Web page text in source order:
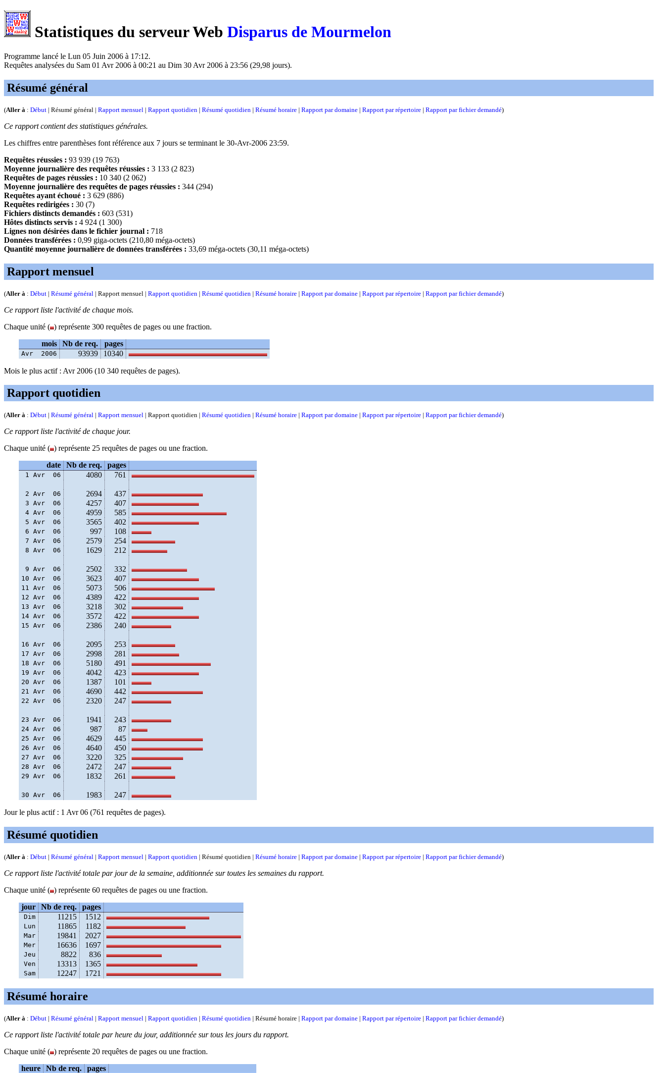
Statistiques du serveur Web Disparus de Mourmelon
Programme lancé le Lun 05 Juin 2006 à 17:12.
Requêtes analysées du Sam 01 Avr 2006 à 00:21 au Dim 30 Avr 2006 à 23:56 (29,98 jours).
Résumé général
(Aller à : Début | Résumé général | Rapport mensuel | Rapport quotidien | Résumé quotidien | Résumé horaire | Rapport par domaine | Rapport par répertoire | Rapport par fichier demandé)
Ce rapport contient des statistiques générales.
Les chiffres entre parenthèses font référence aux 7 jours se terminant le 30-Avr-2006 23:59.
Requêtes réussies : 93 939 (19 763)
Moyenne journalière des requêtes réussies : 3 133 (2 823)
Requêtes de pages réussies : 10 340 (2 062)
Moyenne journalière des requêtes de pages réussies : 344 (294)
Requêtes ayant échoué : 3 629 (886)
Requêtes redirigées : 30 (7)
Fichiers distincts demandés : 603 (531)
Hôtes distincts servis : 4 924 (1 300)
Lignes non désirées dans le fichier journal : 718
Données transférées : 0,99 giga-octets (210,80 méga-octets)
Quantité moyenne journalière de données transférées : 33,69 méga-octets (30,11 méga-octets)
Rapport mensuel
(Aller à : Début | Résumé général | Rapport mensuel | Rapport quotidien | Résumé quotidien | Résumé horaire | Rapport par domaine | Rapport par répertoire | Rapport par fichier demandé)
Ce rapport liste l'activité de chaque mois.
Chaque unité ( ) représente 300 requêtes de pages ou une fraction.
mois
Nb de req. pages
Avr  2006 93939 10340
Mois le plus actif : Avr 2006 (10 340 requêtes de pages).
Rapport quotidien
(Aller à : Début | Résumé général | Rapport mensuel | Rapport quotidien | Résumé quotidien | Résumé horaire | Rapport par domaine | Rapport par répertoire | Rapport par fichier demandé)
Ce rapport liste l'activité de chaque jour.
Chaque unité ( ) représente 25 requêtes de pages ou une fraction.
date
Nb de req. pages
1 Avr  06 4080 761
2 Avr  06 2694 437
3 Avr  06 4257 407
4 Avr  06 4959 585
5 Avr  06 3565 402
6 Avr  06 997 108
7 Avr  06 2579 254
8 Avr  06 1629 212
9 Avr  06 2502 332
10 Avr  06 3623 407
11 Avr  06 5073 506
12 Avr  06 4389 422
13 Avr  06 3218 302
14 Avr  06 3572 422
15 Avr  06 2386 240
16 Avr  06 2095 253
17 Avr  06 2998 281
18 Avr  06 5180 491
19 Avr  06 4042 423
20 Avr  06 1387 101
21 Avr  06 4690 442
22 Avr  06 2320 247
23 Avr  06 1941 243
24 Avr  06 987 87
25 Avr  06 4629 445
26 Avr  06 4640 450
27 Avr  06 3220 325
28 Avr  06 2472 247
29 Avr  06 1832 261
30 Avr  06 1983 247
Jour le plus actif : 1 Avr 06 (761 requêtes de pages).
Résumé quotidien
(Aller à : Début | Résumé général | Rapport mensuel | Rapport quotidien | Résumé quotidien | Résumé horaire | Rapport par domaine | Rapport par répertoire | Rapport par fichier demandé)
Ce rapport liste l'activité totale par jour de la semaine, additionnée sur toutes les semaines du rapport.
Chaque unité ( ) représente 60 requêtes de pages ou une fraction.
jour
Nb de req. pages
Dim 11215 1512
Lun 11865 1182
Mar 19841 2027
Mer 16636 1697
Jeu 8822 836
Ven 13313 1365
Sam 12247 1721
Résumé horaire
(Aller à : Début | Résumé général | Rapport mensuel | Rapport quotidien | Résumé quotidien | Résumé horaire | Rapport par domaine | Rapport par répertoire | Rapport par fichier demandé)
Ce rapport liste l'activité totale par heure du jour, additionnée sur tous les jours du rapport.
Chaque unité ( ) représente 20 requêtes de pages ou une fraction.
heure
Nb de req. pages